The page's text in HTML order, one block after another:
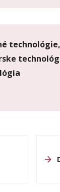
technológie,